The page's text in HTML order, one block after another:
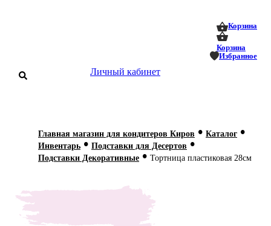
Корзина
Корзина
Избранное
Личный кабинет
О нас
Главная магазин для кондитеров Киров • Каталог •
Инвентарь • Подставки для Десертов •
Подставки Декоративные • Тортница пластиковая 28см